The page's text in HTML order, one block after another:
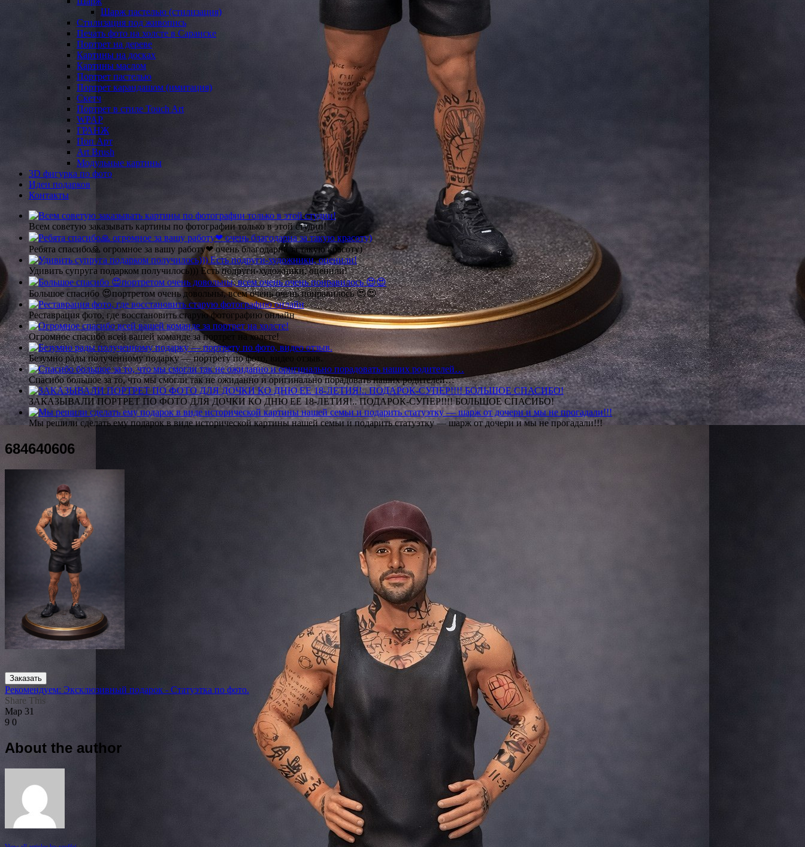
Шарж пастелью (стилизация)
Стилизация под живопись
Печать фото на холсте в Саранске
Портрет на дереве
Картины на досках
Картины маслом
Портрет пастелью
Портрет карандашом (имитация)
Скетч
Портрет в стиле Touch Art
WPAP
ГРАНЖ
Поп Арт
Art Brush
Модульные картины
3D фигурка по фото
Идеи подарков
Контакты
Всем советую заказывать картины по фотографии только в этой студии!
Ребята спасибо🙏 огромное за вашу работу❤ очень благодарна за такую красоту)
Удивить супруга подарком получилось))) Есть подруги-художники, оценили!
Большое спасибо 😍портретом очень довольны, всем очень очень понравилось 😍😍
Реставрация фото, где восстановить старую фотографию онлайн
Огромное спасибо всей вашей команде за портрет на холсте!
Безумно рады полученному подарку — портрету по фото, видео отзыв.
Спасибо большое за то, что мы смогли так не ожиданно и оригинально порадовать наших родителей…
ЗАКАЗЫВАЛИ ПОРТРЕТ ПО ФОТО ДЛЯ ДОЧКИ КО ДНЮ ЕЕ 18-ЛЕТИЯ!.. ПОДАРОК-СУПЕР!!!! БОЛЬШОЕ СПАСИБО!
Мы решили сделать ему подарок в виде исторической картины нашей семьи и подарить статуэтку — шарж от дочери и мы не прогадали!!!
684640606
Заказать
Рекомендуем: Эксклюзивный подарок - Статуэтка по фото.
Share This
Мар 31
9 0
About the author